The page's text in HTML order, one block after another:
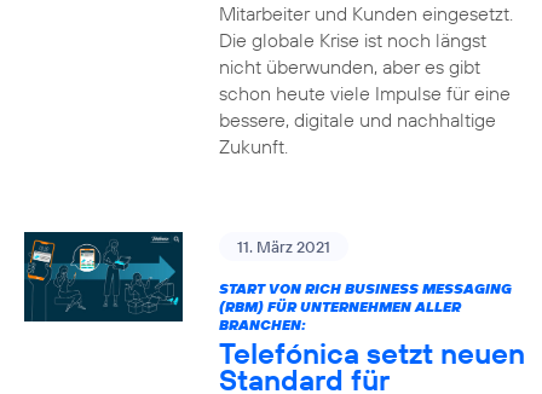
Mitarbeiter und Kunden eingesetzt.
Die globale Krise ist noch längst
nicht überwunden, aber es gibt
schon heute viele Impulse für eine
bessere, digitale und nachhaltige
Zukunft.
11. März 2021
START VON RICH BUSINESS MESSAGING
(RBM) FÜR UNTERNEHMEN ALLER
BRANCHEN:
Telefónica setzt neuen
Standard für